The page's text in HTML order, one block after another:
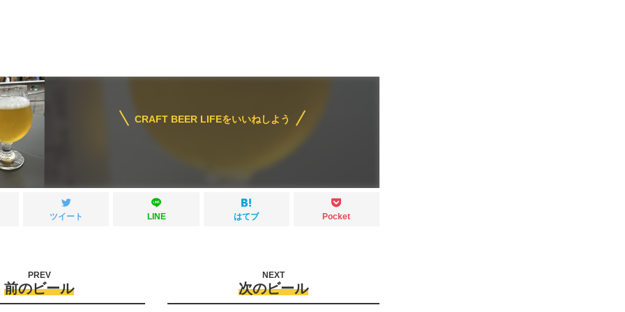
CRAFT BEER LIFEをいいねしよう
ツイート LINE はてブ Pocket
前のビール
PREV
次のビール
NEXT